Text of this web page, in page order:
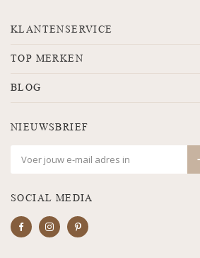
KLANTENSERVICE
TOP MERKEN
BLOG
NIEUWSBRIEF
SOCIAL MEDIA